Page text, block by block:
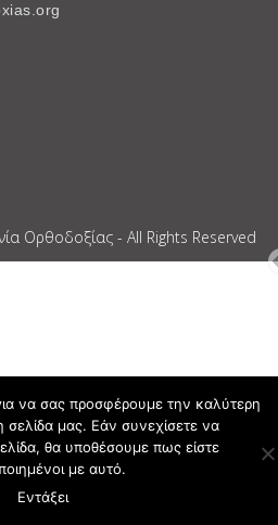
Ορθοδοξίας - All Rights Reserved
να σας προσφέρουμε την καλύτερη
σελίδα μας. Εάν συνεχίσετε να
θα υποθέσουμε πως είστε
με αυτό.
Εντάξει